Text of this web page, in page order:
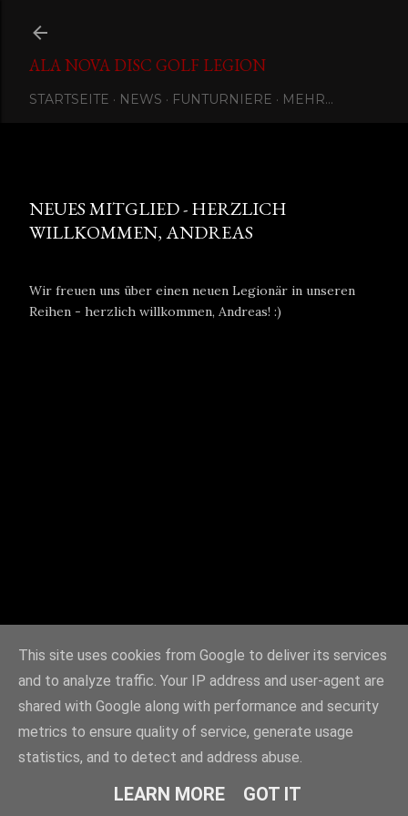
ALA NOVA DISC GOLF LEGION
STARTSEITE NEWS FUNTURNIERE MEHR…
NEUES MITGLIED - HERZLICH
WILLKOMMEN, ANDREAS
Wir freuen uns über einen neuen Legionär in unseren
Reihen - herzlich willkommen, Andreas! :)
This site uses cookies from Google to deliver its services
and to analyze traffic. Your IP address and user-agent are
shared with Google along with performance and security
metrics to ensure quality of service, generate usage
statistics, and to detect and address abuse.
LEARN MORE GOT IT